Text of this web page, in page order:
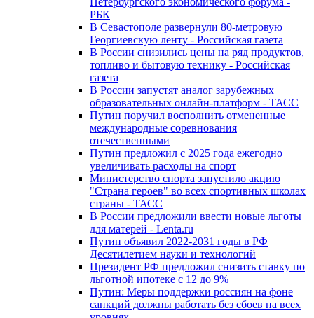
РБК
В Севастополе развернули 80-метровую
Георгиевскую ленту - Российская газета
В России снизились цены на ряд продуктов,
топливо и бытовую технику - Российская
газета
В России запустят аналог зарубежных
образовательных онлайн-платформ - ТАСС
Путин поручил восполнить отмененные
международные соревнования
отечественными
Путин предложил с 2025 года ежегодно
увеличивать расходы на спорт
Министерство спорта запустило акцию
"Страна героев" во всех спортивных школах
страны - ТАСС
В России предложили ввести новые льготы
для матерей - Lenta.ru
Путин объявил 2022-2031 годы в РФ
Десятилетием науки и технологий
Президент РФ предложил снизить ставку по
льготной ипотеке с 12 до 9%
Путин: Меры поддержки россиян на фоне
санкций должны работать без сбоев на всех